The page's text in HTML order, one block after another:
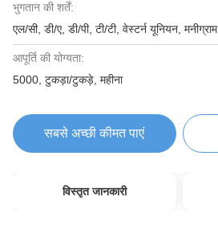
भुगतान की शर्तें:
एल/सी, डी/ए, डी/पी, टी/टी, वेस्टर्न यूनियन, मनीग्राम
आपूर्ति की योग्यता:
5000, टुकड़ा/टुकड़े, महीना
सबसे अच्छी कीमत पाएं
विस्तृत जानकारी